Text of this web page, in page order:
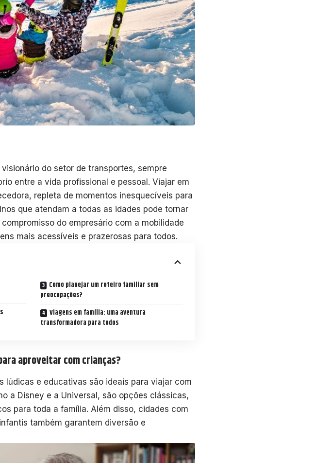
do setor de transportes, sempre
entre a vida profissional e pessoal. Viajar em
repleta de momentos inesquecíveis para
que atendam a todas as idades pode tornar
do empresário com a mobilidade
mais acessíveis e prazerosas para todos.
Como planejar um roteiro familiar sem
preocupações?
Viagens em família: uma aventura
transformadora para todos
aproveitar com crianças?
lúdicas e educativas são ideais para viajar com
a Disney e a Universal, são opções clássicas,
para toda a família. Além disso, cidades com
também garantem diversão e